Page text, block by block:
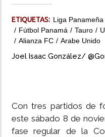
ETIQUETAS: Liga
Fútbol Panamá
Tauro
Alianza FC
Arabe Unido
Joel Isaac González/
Con tres partidos de
este sábado 8 de
fase regular de la